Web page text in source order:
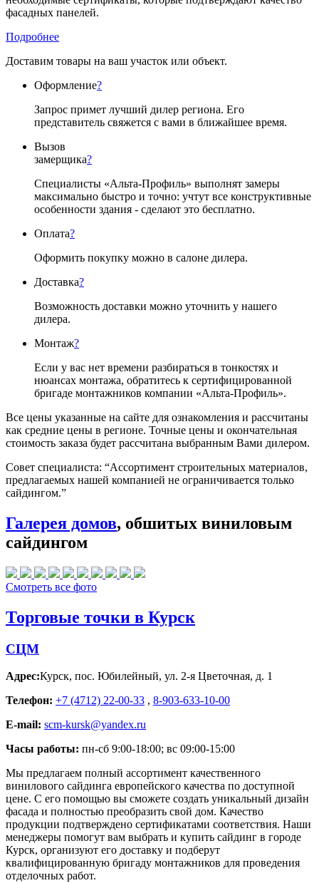
фасадных панелей.
Подробнее
Доставим товары на ваш участок или объект.
Оформление?
Запрос примет лучший дилер региона. Его
представитель свяжется с вами в ближайшее время.
Вызов
замерщика?
Специалисты «Альта-Профиль» выполнят замеры
максимально быстро и точно: учтут все конструктивные
особенности здания - сделают это бесплатно.
Оплата?
Оформить покупку можно в салоне дилера.
Доставка?
Возможность доставки можно уточнить у нашего
дилера.
Монтаж?
Если у вас нет времени разбираться в тонкостях и
нюансах монтажа, обратитесь к сертифицированной
бригаде монтажников компании «Альта-Профиль».
Все цены указанные на сайте для ознакомления и рассчитаны
как средние цены в регионе. Точные цены и окончательная
стоимость заказа будет рассчитана выбранным Вами дилером.
Совет специалиста: “Ассортимент строительных материалов,
предлагаемых нашей компанией не ограничивается только
сайдингом.”
Галерея домов, обшитых виниловым
сайдингом
Смотреть все фото
Торговые точки в Курск
СЦМ
Адрес:Курск, пос. Юбилейный, ул. 2-я Цветочная, д. 1
Телефон: +7 (4712) 22-00-33 , 8-903-633-10-00
E-mail: scm-kursk@yandex.ru
Часы работы: пн-сб 9:00-18:00; вс 09:00-15:00
Мы предлагаем полный ассортимент качественного
винилового сайдинга европейского качества по доступной
цене. С его помощью вы сможете создать уникальный дизайн
фасада и полностью преобразить свой дом. Качество
продукции подтверждено сертификатами соответствия. Наши
менеджеры помогут вам выбрать и купить сайдинг в городе
Курск, организуют его доставку и подберут
квалифицированную бригаду монтажников для проведения
отделочных работ.